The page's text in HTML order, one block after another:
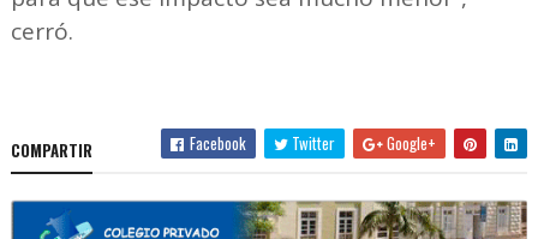
cerró.
COMPARTIR Facebook Twitter Google+